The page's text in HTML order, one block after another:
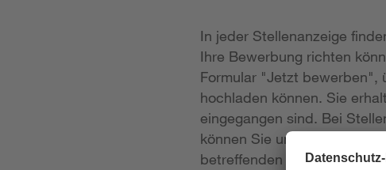
In jeder Stellenanzeige
Ihre Bewerbung richten
Formular "Jetzt bewerben",
hochladen können. Sie
eingegangen sind. Bei
können Sie uns Ihre
betreffenden